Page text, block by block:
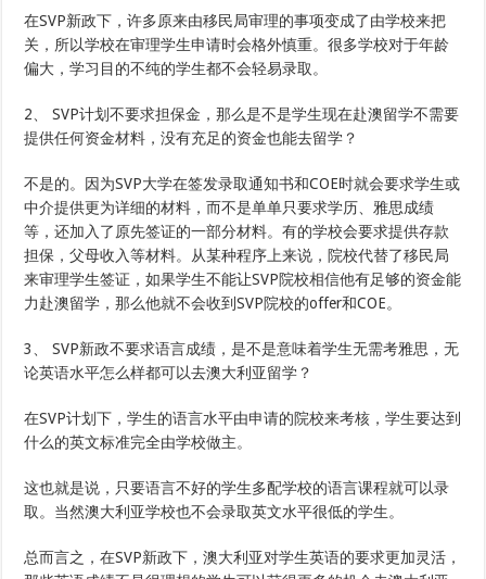
在SVP新政下，许多原来由移民局审理的事项变成了由学校来把
关，所以学校在审理学生申请时会格外慎重。很多学校对于年龄
偏大，学习目的不纯的学生都不会轻易录取。
2、 SVP计划不要求担保金，那么是不是学生现在赴澳留学不需要
提供任何资金材料，没有充足的资金也能去留学？
不是的。因为SVP大学在签发录取通知书和COE时就会要求学生或
中介提供更为详细的材料，而不是单单只要求学历、雅思成绩
等，还加入了原先签证的一部分材料。有的学校会要求提供存款
担保，父母收入等材料。从某种程序上来说，院校代替了移民局
来审理学生签证，如果学生不能让SVP院校相信他有足够的资金能
力赴澳留学，那么他就不会收到SVP院校的offer和COE。
3、 SVP新政不要求语言成绩，是不是意味着学生无需考雅思，无
论英语水平怎么样都可以去澳大利亚留学？
在SVP计划下，学生的语言水平由申请的院校来考核，学生要达到
什么的英文标准完全由学校做主。
这也就是说，只要语言不好的学生多配学校的语言课程就可以录
取。当然澳大利亚学校也不会录取英文水平很低的学生。
总而言之，在SVP新政下，澳大利亚对学生英语的要求更加灵活，